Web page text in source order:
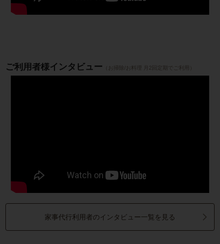
ご利用者様インタビュー （お掃除/お料理 月2回定期でご利用）
家事代行利用者のインタビュー一覧を見る